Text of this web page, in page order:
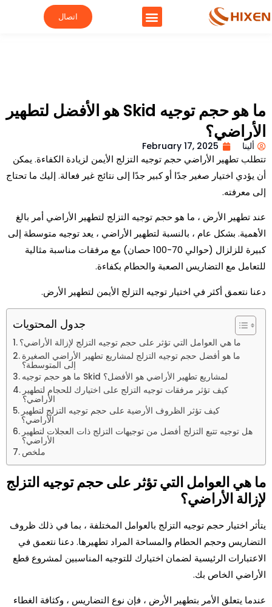
اتصال
ما هو حجم توجيه Skid هو الأفضل لتطهير
الأراضي؟
ألينا February 17, 2025
تتطلب تطهير الأراضي حجم توجيه التزلج الأيمن لزيادة الكفاءة. يمكن
أن يؤدي اختيار صغير جدًا أو كبير جدًا إلى نتائج غير فعالة. إليك ما تحتاج
إلى معرفته.
عند تطهير الأرض ، ما هو حجم توجيه التزلج لتطهير الأراضي أمر بالغ
الأهمية. بشكل عام ، بالنسبة لتطهير الأراضي ، يعد توجيه متوسطة إلى
كبيرة للزلزال (حوالي 70-100 حصان) مع مرفقات مناسبة مثالية
للتعامل مع التضاريس الصعبة والحطام بكفاءة.
دعنا نتعمق أكثر في اختيار توجيه التزلج الأيمن لتطهير الأرض.
جدول المحتويات
ما هي العوامل التي تؤثر على حجم توجيه التزلج لإزالة الأراضي؟
ما هو أفضل حجم توجيه التزلج لمشاريع تطهير الأراضي الصغيرة
إلى المتوسطة؟
ما هو حجم توجيه Skid لمشاريع تطهير الأراضي هو الأفضل؟
كيف تؤثر مرفقات توجيه التزلج على اختيارك للحجام لتطهير
الأراضي؟
كيف تؤثر الظروف الأرضية على حجم توجيه التزلج لتطهير
الأراضي؟
هل توجيه تتبع التزلج أفضل من توجيهات التزلج ذات العجلات لتطهير
الأراضي؟
ملخص
ما هي العوامل التي تؤثر على حجم توجيه التزلج
لإزالة الأراضي؟
يتأثر اختيار حجم توجيه التزلج بالعوامل المختلفة ، بما في ذلك ظروف
التضاريس وحجم الحطام والمساحة المراد تطهيرها. دعنا نتعمق في
الاعتبارات الرئيسية لضمان اختيارك للتوجيه المناسبين لمشروع قطع
الأراضي الخاص بك.
عندما يتعلق الأمر بتطهير الأرض ، فإن نوع التضاريس ، وكثافة الغطاء